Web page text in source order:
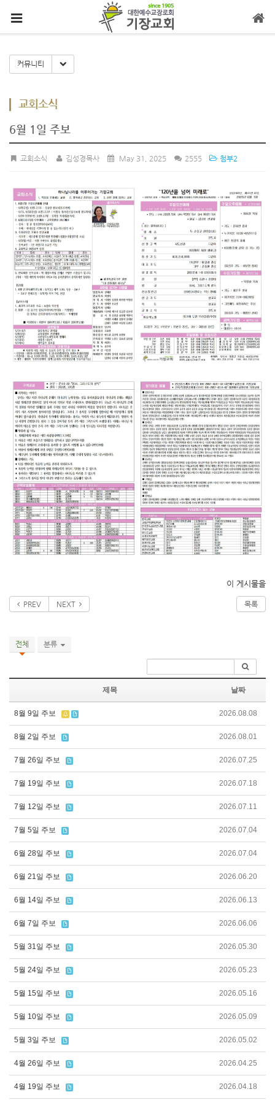
커뮤니티 Toggle Dropdown
교회소식
6월 1일 주보
교회소식 김성경목사 May 31, 2025 2555 첨부2
이 게시물을
PREV NEXT 목록
전체 분류
제목 날짜
8월 9일 주보 2026.08.08
8월 2일 주보 2026.08.01
7월 26일 주보 2026.07.25
7월 19일 주보 2026.07.18
7월 12일 주보 2026.07.11
7월 5일 주보 2026.07.04
6월 28일 주보 2026.07.04
6월 21일 주보 2026.06.20
6월 14일 주보 2026.06.13
6월 7일 주보 2026.06.06
5월 31일 주보 2026.05.30
5월 24일 주보 2026.05.23
5월 15일 주보 2026.05.16
5월 10일 주보 2026.05.09
5월 3일 주보 2026.05.02
4월 26일 주보 2026.04.25
4월 19일 주보 2026.04.18